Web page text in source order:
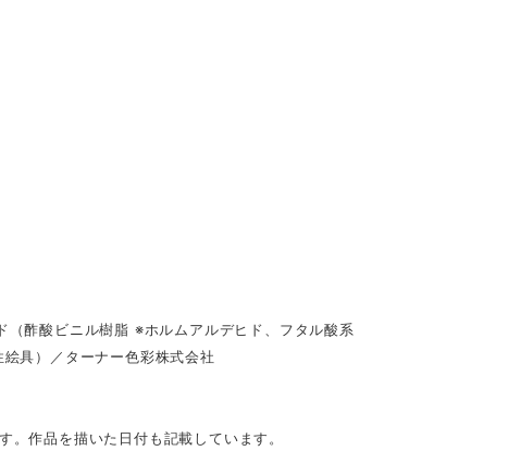
酢酸ビニル樹脂 ※ホルムアルデヒド、フタル酸系
具）／ターナー色彩株式会社
作品を描いた日付も記載しています。